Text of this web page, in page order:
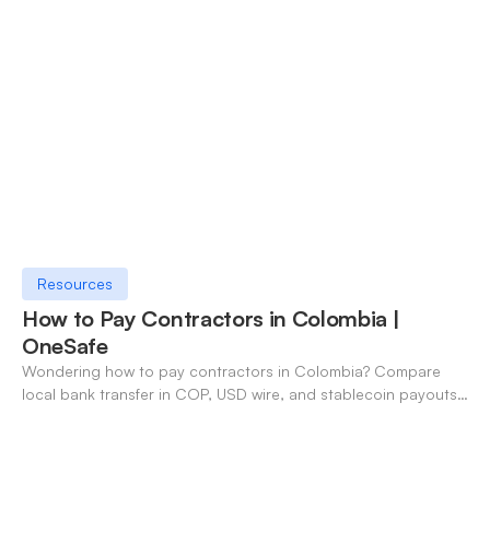
Resources
How to Pay Contractors in Colombia |
OneSafe
Wondering how to pay contractors in Colombia? Compare
local bank transfer in COP, USD wire, and stablecoin payouts.